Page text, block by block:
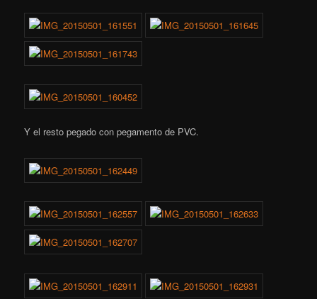
Y el resto pegado con pegamento de PVC.